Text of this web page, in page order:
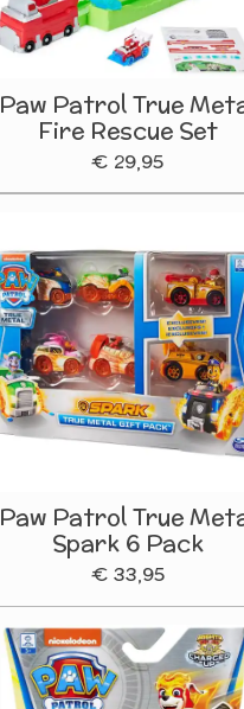
Paw Patrol True
Fire Rescue Set
€ 29,95
Paw Patrol True
Spark 6 Pack
€ 33,95